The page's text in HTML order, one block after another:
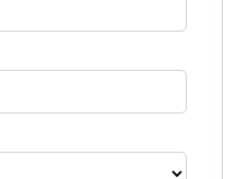
Kami